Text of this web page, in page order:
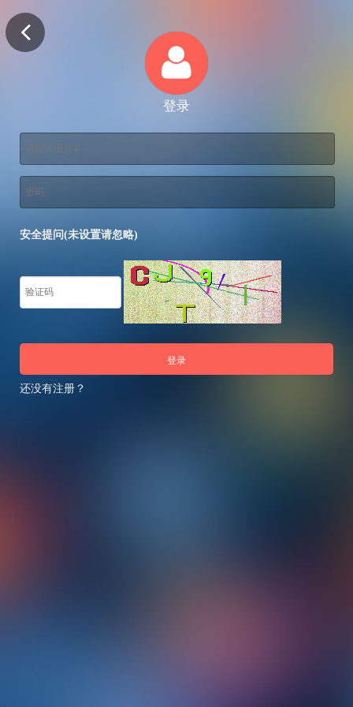
登录
安全提问(未设置请忽略)
登录
还没有注册？